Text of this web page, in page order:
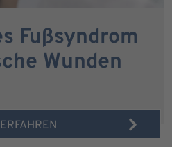
Fußsyndrom
Wunden